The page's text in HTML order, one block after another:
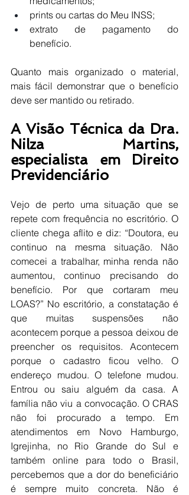
prints ou cartas do Meu INSS;
extrato de pagamento do
benefício.
Quanto mais organizado o material,
mais fácil demonstrar que o benefício
deve ser mantido ou retirado.
A Visão Técnica da Dra.
Nilza Martins,
especialista em Direito
Previdenciário
Vejo de perto uma situação que se
repete com frequência no escritório. O
cliente chega aflito e diz: “Doutora, eu
continuo na mesma situação. Não
comecei a trabalhar, minha renda não
aumentou, continuo precisando do
benefício. Por que cortaram meu
LOAS?” No escritório, a constatação é
que muitas suspensões não
acontecem porque a pessoa deixou de
preencher os requisitos. Acontecem
porque o cadastro ficou velho. O
endereço mudou. O telefone mudou.
Entrou ou saiu alguém da casa. A
família não viu a convocação. O CRAS
não foi procurado a tempo. Em
atendimentos em Novo Hamburgo,
Igrejinha, no Rio Grande do Sul e
também online para todo o Brasil,
percebemos que a dor do beneficiário
é sempre muito concreta. Não é